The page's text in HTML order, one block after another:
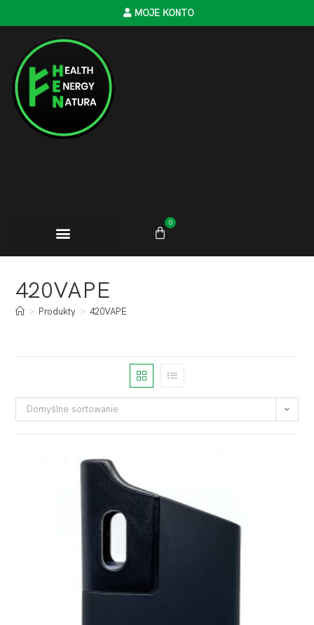
MOJE KONTO
0
420VAPE
> Produkty > 420VAPE
Domyślne sortowanie